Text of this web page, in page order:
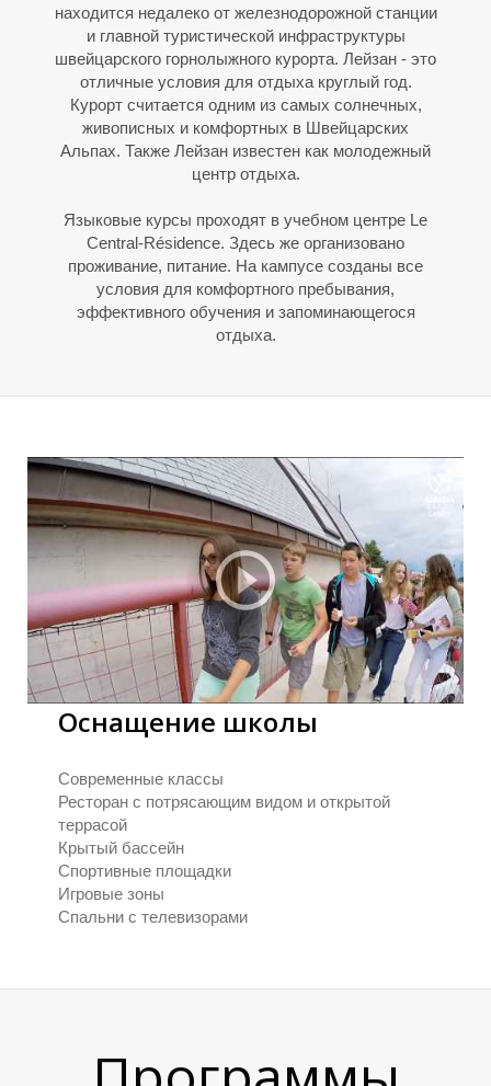
Е
Р
находится недалеко от железнодорожной станции
и главной туристической инфраструктуры
швейцарского горнолыжного курорта. Лейзан - это
отличные условия для отдыха круглый год.
Курорт считается одним из самых солнечных,
живописных и комфортных в Швейцарских
Альпах. Также Лейзан известен как молодежный
центр отдыха.
Языковые курсы проходят в учебном центре Le
Central-Résidence. Здесь же организовано
проживание, питание. На кампусе созданы все
условия для комфортного пребывания,
эффективного обучения и запоминающегося
отдыха.
Оснащение школы
Современные классы
Ресторан с потрясающим видом и открытой
террасой
Крытый бассейн
Спортивные площадки
Игровые зоны
Спальни с телевизорами